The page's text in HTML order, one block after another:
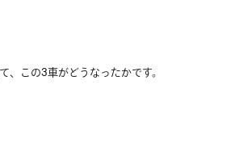
この3車がどうなったかです。